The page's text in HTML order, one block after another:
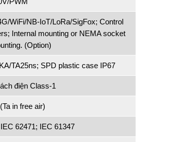
WiFi/NB-IoT/LoRa/SigFox; Control
Internal mounting or NEMA socket
(Option)
TA25ns; SPD plastic case IP67
điện Class-1
in free air)
62471; IEC 61347